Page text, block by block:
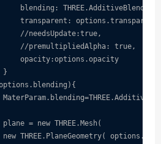
blending: THREE.AdditiveBlending,
transparent: options.transparent,
//needsUpdate:true,
//premultipliedAlpha: true,
opacity:options.opacity
}
= new THREE.Mesh(
THREE.PlaneGeometry(